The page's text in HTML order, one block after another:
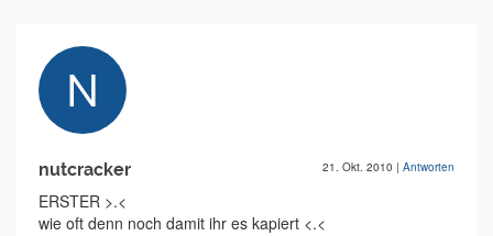
nutcracker 21. Okt. 2010 | Antworten
ERSTER >.<
wie oft denn noch damit ihr es kapiert <.<